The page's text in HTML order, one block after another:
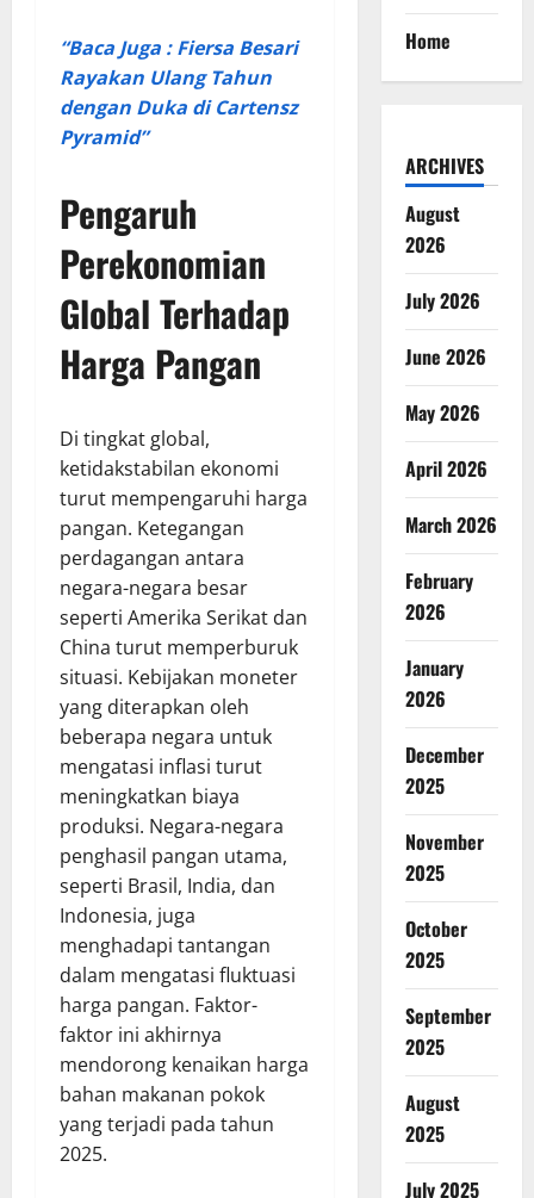
“Baca Juga : Fiersa Besari
Rayakan Ulang Tahun
dengan Duka di Cartensz
Pyramid”
Pengaruh
Perekonomian
Global Terhadap
Harga Pangan
Di tingkat global,
ketidakstabilan ekonomi
turut mempengaruhi harga
pangan. Ketegangan
perdagangan antara
negara-negara besar
seperti Amerika Serikat dan
China turut memperburuk
situasi. Kebijakan moneter
yang diterapkan oleh
beberapa negara untuk
mengatasi inflasi turut
meningkatkan biaya
produksi. Negara-negara
penghasil pangan utama,
seperti Brasil, India, dan
Indonesia, juga
menghadapi tantangan
dalam mengatasi fluktuasi
harga pangan. Faktor-
faktor ini akhirnya
mendorong kenaikan harga
bahan makanan pokok
yang terjadi pada tahun
2025.
Home
ARCHIVES
August
2026
July 2026
June 2026
May 2026
April 2026
March 2026
February
2026
January
2026
December
2025
November
2025
October
2025
September
2025
August
2025
July 2025